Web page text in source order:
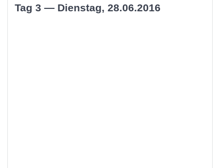
Tag 3 — Dienstag, 28.06.2016